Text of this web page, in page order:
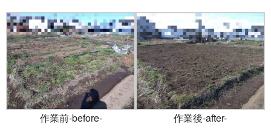
作業前-before- 作業後-after-